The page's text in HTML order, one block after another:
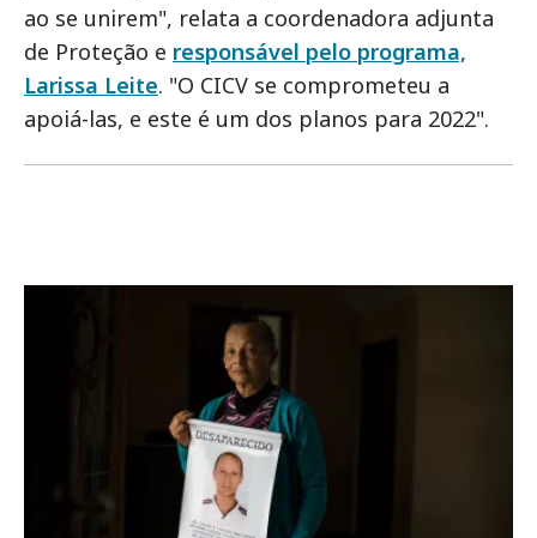
ao se unirem", relata a coordenadora adjunta
de Proteção e responsável pelo programa,
Larissa Leite. "O CICV se comprometeu a
apoiá-las, e este é um dos planos para 2022".